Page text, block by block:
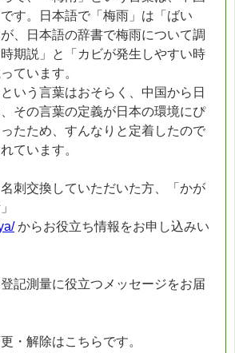
す。日本語で「梅雨」は「ばい
、日本語の辞書で梅雨について調
期説」と「カビが発生しやすい時
ています。
いう言葉はおそらく、中国から日
その言葉の定義が日本の環境にぴ
たため、すんなりと定着したので
ています。
刺交換していただいた方、「かが
からお役立ち情報をお申し込みい
記測量に役立つメッセージをお届
・解除はこちらです。